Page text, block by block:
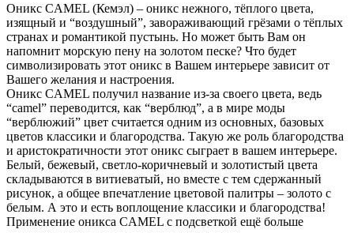
Оникс CAMEL (Кемэл) – оникс нежного, тёплого цвета,
изящный и “воздушный”, завораживающий грёзами о тёплых
странах и романтикой пустынь. Но может быть Вам он
напомнит морскую пену на золотом песке? Что будет
символизировать этот оникс в Вашем интерьере зависит от
Вашего желания и настроения.
Оникс CAMEL получил название из-за своего цвета, ведь
“camel” переводится, как “верблюд”, а в мире моды
“верблюжий” цвет считается одним из основных, базовых
цветов классики и благородства. Такую же роль благородства
и аристократичности этот оникс сыграет в вашем интерьере.
Белый, бежевый, светло-коричневый и золотистый цвета
складываются в витиеватый, но вместе с тем сдержанный
рисунок, а общее впечатление цветовой палитры – золото с
белым. А это и есть воплощение классики и благородства!
Применение оникса CAMEL с подсветкой ещё больше